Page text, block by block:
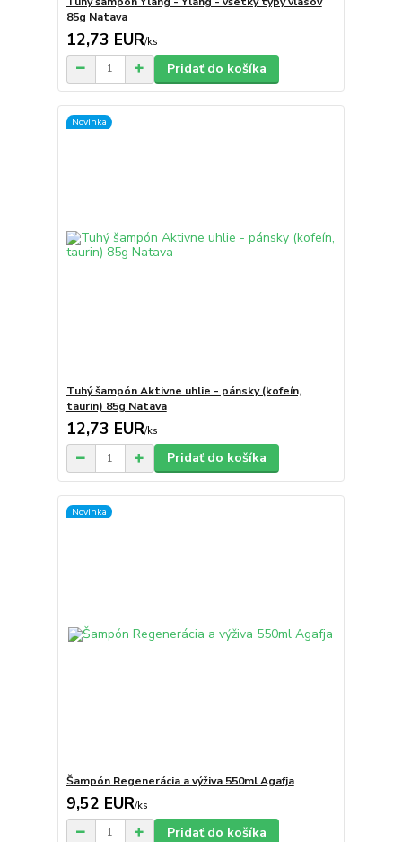
85g Natava
12,73 EUR/ks
Pridať do košíka
Novinka
Tuhý šampón Aktivne uhlie - pánsky (kofeín,
taurin) 85g Natava
12,73 EUR/ks
Pridať do košíka
Novinka
Šampón Regenerácia a výživa 550ml Agafja
9,52 EUR/ks
Pridať do košíka